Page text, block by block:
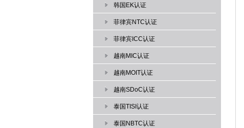
韩国EK认证
菲律宾NTC认证
菲律宾ICC认证
越南MIC认证
越南MOIT认证
越南SDoC认证
泰国TISI认证
泰国NBTC认证